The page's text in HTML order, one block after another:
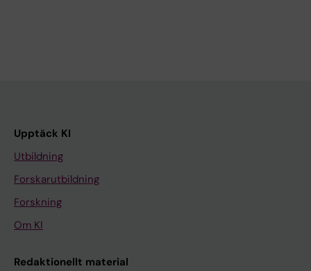
Upptäck KI
Utbildning
Forskarutbildning
Forskning
Om KI
Redaktionellt material